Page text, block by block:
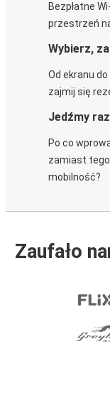
Bezpłatne
przestrzeń
Wybierz,
Od ekranu
zajmij się
Jedźmy
Po co
zamiast
mobilność?
Zaufało